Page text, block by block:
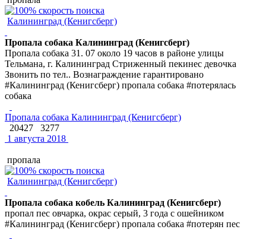
Калининград (Кенигсберг)
Пропала собака Калининград (Кенигсберг)
Пропала собака 31. 07 около 19 часов в районе улицы
Тельмана, г. Калининград Стриженный пекинес девочка
Звонить по тел.. Вознаграждение гарантировано
#Калининград (Кенигсберг) пропала собака #потерялась
собака
Пропала собака Калининград (Кенигсберг)
20427
3277
1 августа 2018
пропала
Калининград (Кенигсберг)
Пропала собака кобель Калининград (Кенигсберг)
пропал пес овчарка, окрас серый, 3 года с ошейником
#Калининград (Кенигсберг) пропала собака #потерян пес